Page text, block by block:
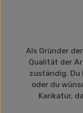
Als Gründer
Qualität der
zuständig.
oder du
Karikatur,